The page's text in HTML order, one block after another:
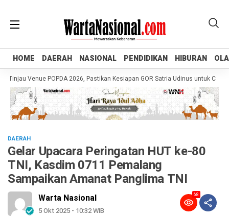
HOME DAERAH NASIONAL PENDIDIKAN HIBURAN
HOME DAERAH NASIONAL PENDIDIKAN HIBURAN
Venue POPDA 2026, Pastikan Kesiapan GOR Satria Udinus untuk Cabor
DAERAH
Gelar Upacara Peringatan HUT ke-80
TNI, Kasdim 0711 Pemalang
Sampaikan Amanat Panglima TNI
Warta Nasional
5 Okt 2025 - 10:32 WIB
68